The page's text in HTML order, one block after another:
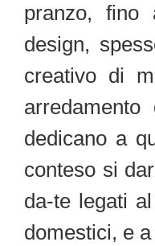
pranzo, fino
design,
creativo di
dedicano a
conteso si
da-te legati
domestici, e